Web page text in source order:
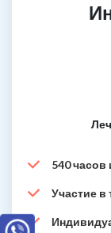
540
Участие в